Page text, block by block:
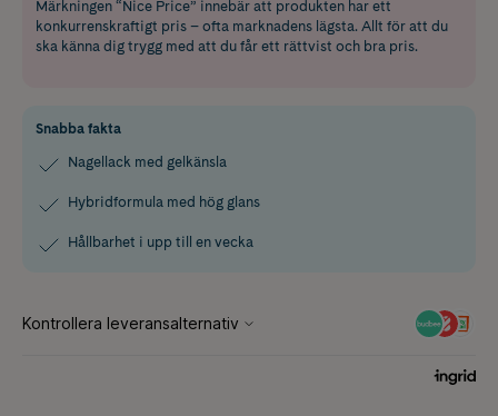
Märkningen “Nice Price” innebär att produkten har ett
konkurrenskraftigt pris – ofta marknadens lägsta. Allt för att du
ska känna dig trygg med att du får ett rättvist och bra pris.
Snabba fakta
Nagellack med gelkänsla
Hybridformula med hög glans
Hållbarhet i upp till en vecka